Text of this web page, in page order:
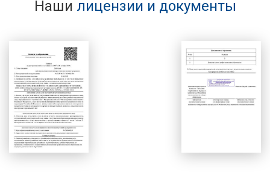
Наши лицензии и документы